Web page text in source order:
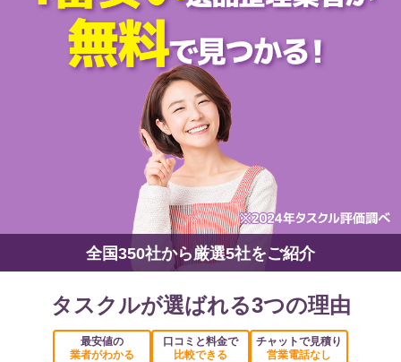
全国350社から厳選5社をご紹介
タスクルが選ばれる3つの理由
最安値の
業者がわかる
口コミと料金で
比較できる
チャットで見積り
営業電話なし